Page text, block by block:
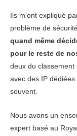
Ils m’ont expliqué
problème de
quand même
pour le reste de
deux du classement
avec des IP
souvent.
Nous avons un
expert basé au